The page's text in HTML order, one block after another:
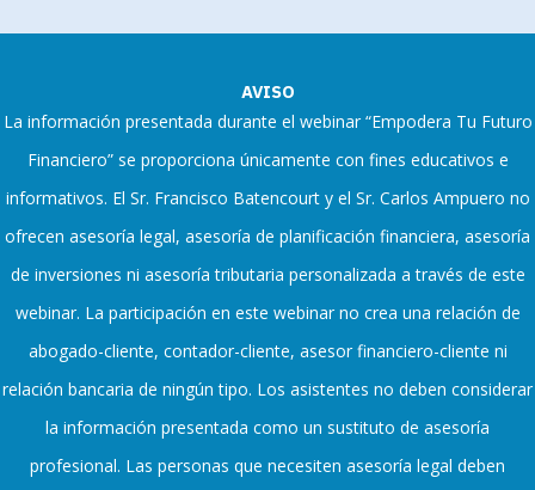
AVISO
La información presentada durante el webinar “Empodera Tu Futuro
Financiero” se proporciona únicamente con fines educativos e
informativos. El Sr. Francisco Batencourt y el Sr. Carlos Ampuero no
ofrecen asesoría legal, asesoría de planificación financiera, asesoría
de inversiones ni asesoría tributaria personalizada a través de este
webinar. La participación en este webinar no crea una relación de
abogado-cliente, contador-cliente, asesor financiero-cliente ni
relación bancaria de ningún tipo. Los asistentes no deben considerar
la información presentada como un sustituto de asesoría
profesional. Las personas que necesiten asesoría legal deben